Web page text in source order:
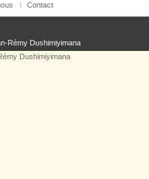
Contact
Rémy Dushimiyimana
Dushimiyimana